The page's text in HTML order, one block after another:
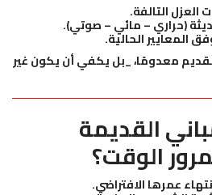
العزل التالفة.
(حراري – مائي – صوتي).
المعايير الحالية.
معدومًا، _بل يكفي أن يكون غير
القديمة
الوقت؟
عمرها الافتراضي.